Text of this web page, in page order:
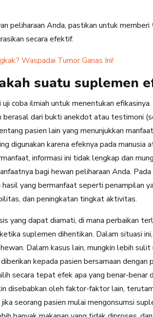
peliharaan Anda, pastikan untuk
secara efektif.
Waspadai Tumor Ganas Ini!
suatu suplemen
coba ilmiah untuk menentukan efikasinya.
dari bukti anekdot atau testimoni
pasien lain yang menunjukkan
digunakan karena efeknya pada manusia
informasi ini tidak lengkap dan
bagi hewan peliharaan Anda. Pada
yang bermanfaat seperti penampilan
dan peningkatan tingkat aktivitas.
yang dapat diamati, di mana perbaikan
suplemen dihentikan. Dalam situasi
Dalam kasus lain, mungkin lebih sulit
kepada pasien bersamaan dengan
secara tepat efek apa yang benar-benar
disebabkan oleh faktor-faktor lain,
seorang pasien mulai mengonsumsi